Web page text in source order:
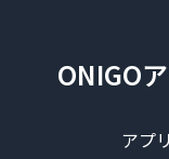
ONIGO
アプ